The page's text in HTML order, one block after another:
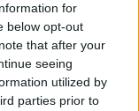
for
below opt-out
that after your
seeing
utilized by
parties prior to